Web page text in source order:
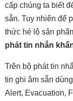
cấp chúng ta biết
sẵn. Tuy nhiên để
thức hé lộ sản
phát tin nhắn
Trên bộ phát tin
tin ghi âm sẵn
Alert, Evacuation,